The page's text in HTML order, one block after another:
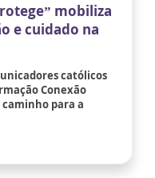
mobiliza
e cuidado na
católicos
Conexão
caminho para a